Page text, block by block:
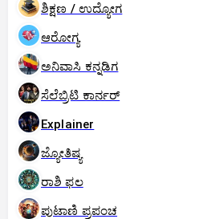
ಶಿಕ್ಷಣ / ಉದ್ಯೋಗ
ಆರೋಗ್ಯ
ಅನಿವಾಸಿ ಕನ್ನಡಿಗ
ಸೆಲೆಬ್ರಿಟಿ ಕಾರ್ನರ್‌
Explainer
ಜ್ಯೋತಿಷ್ಯ
ರಾಶಿ ಫಲ
ಪುಟಾಣಿ ಪ್ರಪಂಚ